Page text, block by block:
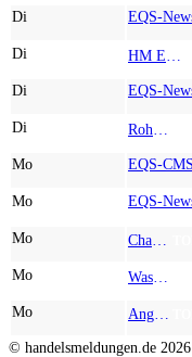
Di
Di
Di
Di
Mo
Mo
Mo
Mo
Mo
© handelsmeldungen.de 2026